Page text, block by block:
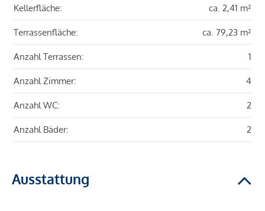
Kellerfläche: ca. 2,41 m²
Terrassenfläche: ca. 79,23 m²
Anzahl Terrassen: 1
Anzahl Zimmer: 4
Anzahl WC: 2
Anzahl Bäder: 2
Ausstattung